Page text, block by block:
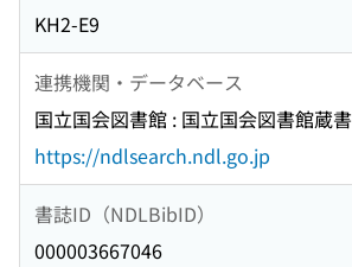
KH2-E9
連携機関・データベース
国立国会図書館 : 国立国会図書館蔵書
https://ndlsearch.ndl.go.jp
書誌ID（NDLBibID）
000003667046